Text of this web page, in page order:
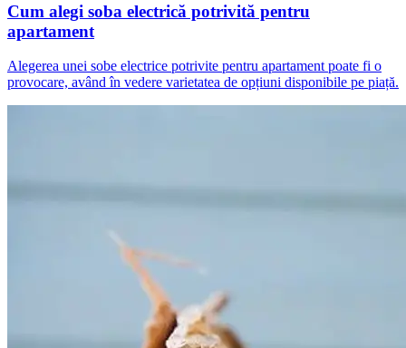
Cum alegi soba electrică potrivită pentru
apartament
Alegerea unei sobe electrice potrivite pentru apartament poate fi o
provocare, având în vedere varietatea de opțiuni disponibile pe piață.